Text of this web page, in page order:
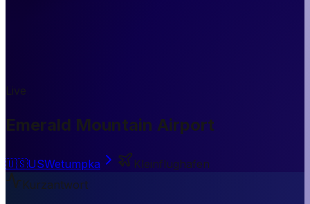
Live
Emerald Mountain Airport
🇺🇸USWetumpka
Kleinflughafen
Kurzantwort